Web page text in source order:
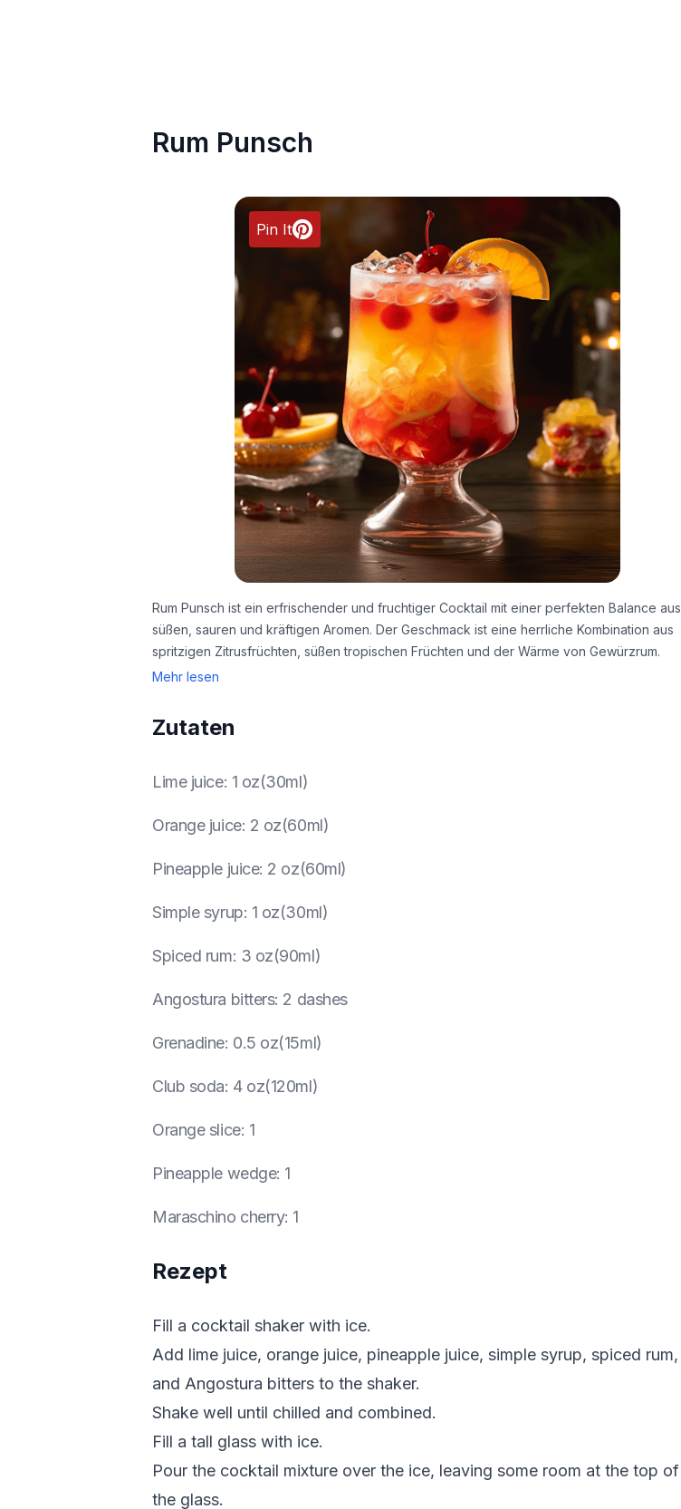
Rum Punsch
Pin It
Rum Punsch ist ein erfrischender und fruchtiger Cocktail mit einer perfekten Balance aus
süßen, sauren und kräftigen Aromen. Der Geschmack ist eine herrliche Kombination aus
spritzigen Zitrusfrüchten, süßen tropischen Früchten und der Wärme von Gewürzrum.
Mehr lesen
Zutaten
Lime juice: 1 oz(30ml)
Orange juice: 2 oz(60ml)
Pineapple juice: 2 oz(60ml)
Simple syrup: 1 oz(30ml)
Spiced rum: 3 oz(90ml)
Angostura bitters: 2 dashes
Grenadine: 0.5 oz(15ml)
Club soda: 4 oz(120ml)
Orange slice: 1
Pineapple wedge: 1
Maraschino cherry: 1
Rezept
Fill a cocktail shaker with ice.
Add lime juice, orange juice, pineapple juice, simple syrup, spiced rum,
and Angostura bitters to the shaker.
Shake well until chilled and combined.
Fill a tall glass with ice.
Pour the cocktail mixture over the ice, leaving some room at the top of
the glass.